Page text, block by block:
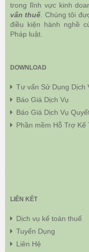
trong lĩnh vực kinh
vấn thuế. Chúng tôi
điều kiện hành nghề
Pháp luật.
DOWNLOAD
Tư vấn Sử Dụng Dịch
Báo Giá Dịch Vụ
Báo Giá Dịch Vụ
Phần mềm Hỗ Trợ Kế
LIÊN KẾT
Dịch vụ kế toán thuế
Tuyển Dụng
Liên Hệ